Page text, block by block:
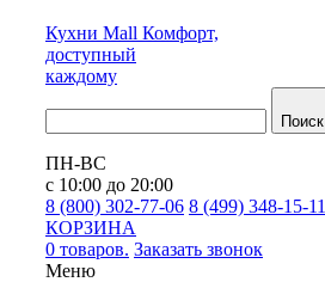
Кухни Mall Комфорт,
доступный
каждому
Поиск
ПН-ВС
с 10:00 до 20:00
8 (800) 302-77-06 8 (499) 348-15-11
КОРЗИНА
0 товаров. Заказать звонок
Меню